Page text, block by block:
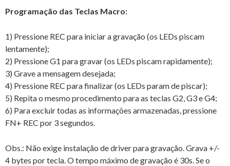
Programação das Teclas Macro:
1) Pressione REC para iniciar a gravação (os LEDs piscam
lentamente);
2) Pressione G1 para gravar (os LEDs piscam rapidamente);
3) Grave a mensagem desejada;
4) Pressione REC para finalizar (os LEDs param de piscar);
5) Repita o mesmo procedimento para as teclas G2, G3 e G4;
6) Para excluir todas as informações armazenadas, pressione
FN+ REC por 3 segundos.
Obs.: Não exige instalação de driver para gravação. Grava +/-
4 bytes por tecla. O tempo máximo de gravação é 30s. Se o